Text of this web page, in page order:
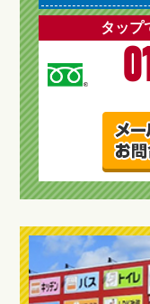
タップ